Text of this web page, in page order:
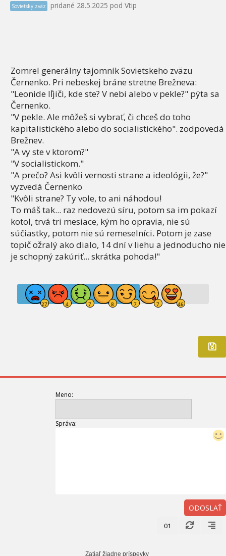
Sovietsky zväz pridané 28.5.2025 pod Vtip
Zomrel generálny tajomník Sovietskeho zväzu
Černenko. Pri nebeskej bráne stretne Brežneva:
"Leonide Iľjiči, kde ste? V nebi alebo v pekle?" pýta sa
Černenko.
"V pekle. Ale môžeš si vybrať, či chceš do toho
kapitalistického alebo do socialistického". zodpovedá
Brežnev.
"A vy ste v ktorom?"
"V socialistickom."
"A prečo? Asi kvôli vernosti strane a ideológii, že?"
vyzvedá Černenko
"Kvôli strane? Ty vole, to ani náhodou!
To máš tak... raz nedovezú síru, potom sa im pokazí
kotol, trvá tri mesiace, kým ho opravia, nie sú
súčiastky, potom nie sú remeselníci. Potom je zase
topič ožralý ako dialo, 14 dní v liehu a jednoducho nie
je schopný zakúriť... skrátka pohoda!"
Meno:
Správa:
ODOSLAŤ
01
Zatiaľ žiadne príspevky